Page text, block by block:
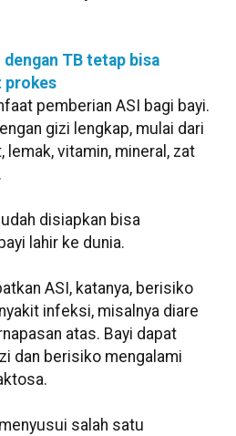
dengan TB tetap bisa
prokes
pemberian ASI bagi bayi.
gizi lengkap, mulai dari
lemak, vitamin, mineral, zat
disiapkan bisa
lahir ke dunia.
ASI, katanya, berisiko
infeksi, misalnya diare
atas. Bayi dapat
dan berisiko mengalami
salah satu